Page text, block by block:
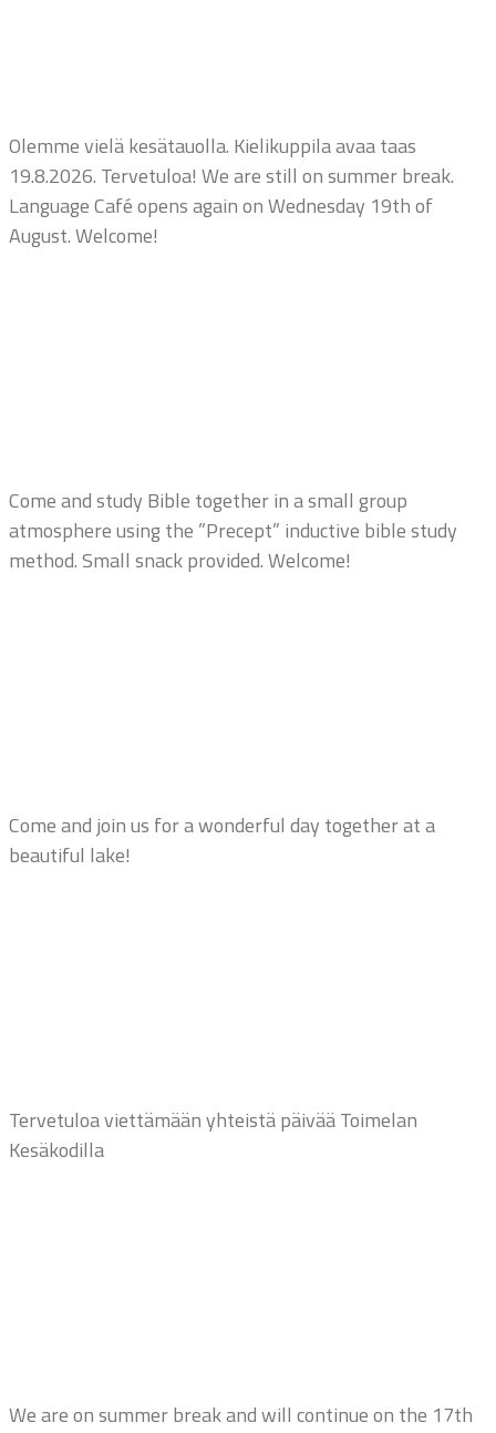
Olemme vielä kesätauolla. Kielikuppila avaa taas
19.8.2026. Tervetuloa! We are still on summer break.
Language Café opens again on Wednesday 19th of
August. Welcome!
Come and study Bible together in a small group
atmosphere using the ”Precept” inductive bible study
method. Small snack provided. Welcome!
Come and join us for a wonderful day together at a
beautiful lake!
Tervetuloa viettämään yhteistä päivää Toimelan
Kesäkodilla
We are on summer break and will continue on the 17th